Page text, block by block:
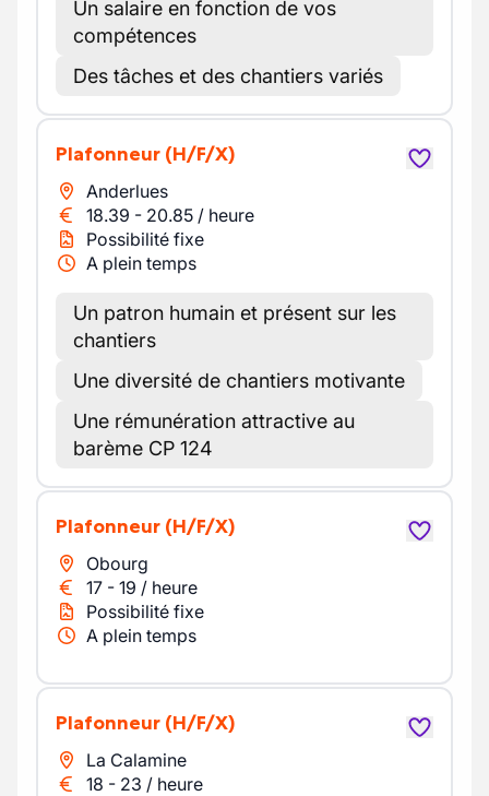
Un salaire en fonction de vos
compétences
Des tâches et des chantiers variés
Plafonneur (H/F/X)
Anderlues
18.39 - 20.85 / heure
Possibilité fixe
A plein temps
Un patron humain et présent sur les
chantiers
Une diversité de chantiers motivante
Une rémunération attractive au
barème CP 124
plafonneur (H/F/X)
Obourg
17 - 19 / heure
Possibilité fixe
A plein temps
Plafonneur (H/F/X)
La Calamine
18 - 23 / heure